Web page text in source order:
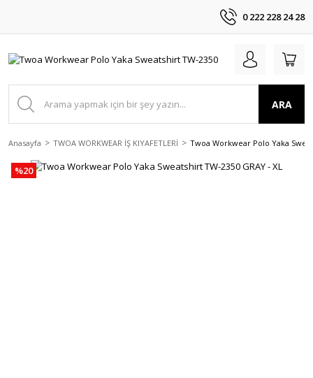
0 222 228 24 28
ARA
Anasayfa TWOA WORKWEAR İŞ KIYAFETLERİ Twoa Workwear Polo Yaka
%20